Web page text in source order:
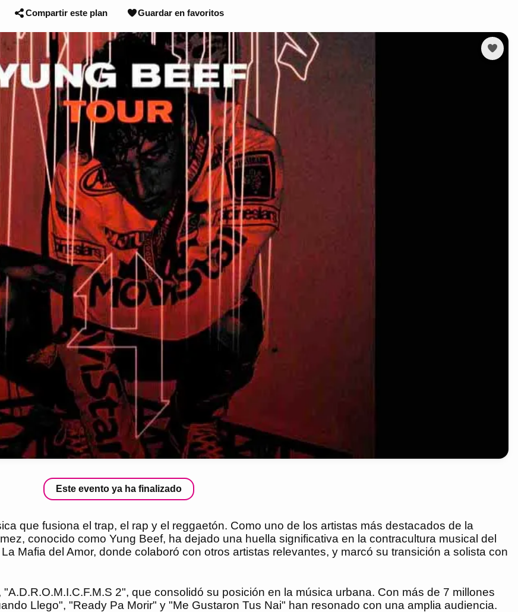
Compartir este plan Guardar en favoritos
Este evento ya ha finalizado
que fusiona el trap, el rap y el reggaetón. Como uno de los artistas más destacados de la
conocido como Yung Beef, ha dejado una huella significativa en la contracultura musical del
Mafia del Amor, donde colaboró con otros artistas relevantes, y marcó su transición a solista con
2", que consolidó su posición en la música urbana. Con más de 7 millones
Llego", "Ready Pa Morir" y "Me Gustaron Tus Nai" han resonado con una amplia audiencia.